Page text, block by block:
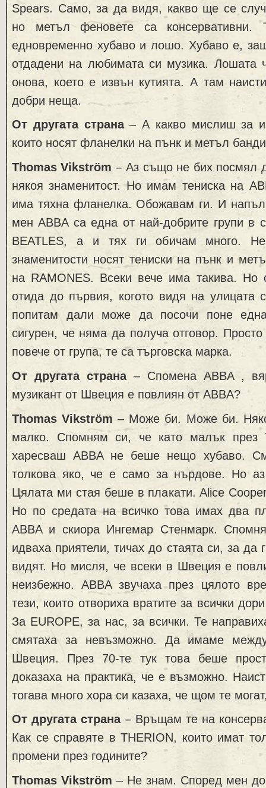
Spears. Само, за да видя, какво ще се
но метъл феновете са
едновременно хубаво и лошо. Хубаво е,
отдадени на любимата си музика. Лошата
онова, което е извън кутията. А там
добри неща.
От другата страна– А какво мислиш за
които носят фланелки на пънк и метъл
Thomas Vikström – Аз също не бих посмял
някоя знаменитост. Но имам тениска на
има тяхна фланелка. Обожавам ги. И
мен ABBA са една от най-добрите групи в
BEATLES, а и тях ги обичам много.
знаменитости носят тениски на пънк и
на RAMONES. Всеки вече има такива. Но
отида до първия, когото видя на улицата
попитам дали може да посочи поне
сигурен, че няма да получа отговор.
повече от група, те са търговска марка.
От другата страна– Спомена ABBA ,
музикант от Швеция е повлиян от ABBA?
Thomas Vikström – Може би. Може би.
малко. Спомням си, че като малък
харесваш ABBA не беше нещо хубаво.
толкова яко, че е само за нърдове. Но аз
Цялата ми стая беше в плакати. Alice
Но по средата на всичко това имах два
ABBA и скиора Ингемар Стенмарк.
идваха приятели, тичах до стаята си, за да
видят. Но мисля, че всеки в Швеция е
неизбежно. ABBA звучаха през цялото
тези, които отвориха вратите за всички
За EUROPE, за нас, за всички. Те
смятаха за невъзможно. Да имаме
Швеция. През 70-те тук това беше
доказаха на практика, че е възможно.
тогава много хора си казаха, че щом те
От другата страна– Връщам те на
Как се справяте в THERION, които имат
промени през годините?
Thomas Vikström – Не знам. Според мен